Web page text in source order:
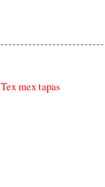
Tex mex tapas